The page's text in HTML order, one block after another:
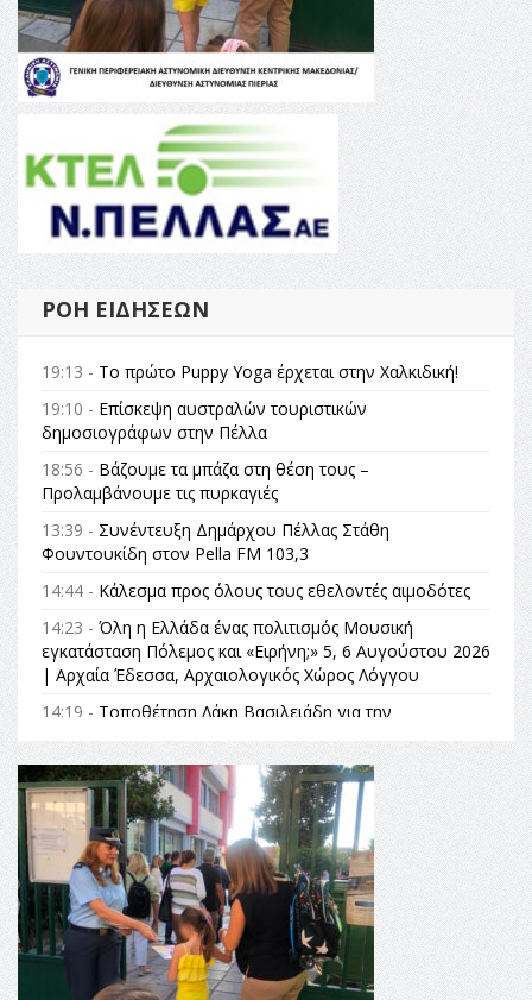
ΡΟΉ ΕΙΔΉΣΕΩΝ
19:13 - Το πρώτο Puppy Yoga έρχεται στην Χαλκιδική!
19:10 - Επίσκεψη αυστραλών τουριστικών
δημοσιογράφων στην Πέλλα
18:56 - Βάζουμε τα μπάζα στη θέση τους –
Προλαμβάνουμε τις πυρκαγιές
13:39 - Συνέντευξη Δημάρχου Πέλλας Στάθη
Φουντουκίδη στον Pella FM 103,3
14:44 - Κάλεσμα προς όλους τους εθελοντές αιμοδότες
14:23 - Όλη η Ελλάδα ένας πολιτισμός Μουσική
εγκατάσταση Πόλεμος και «Ειρήνη;» 5, 6 Αυγούστου 2026
| Αρχαία Έδεσσα, Αρχαιολογικός Χώρος Λόγγου
14:19 - Τοποθέτηση Λάκη Βασιλειάδη για την
Αναθεώρηση του Συντάγματος: «Σε τέτοιες κορυφαίες
θεσμικές διαδικασίες υπάρχει μόνο η ευθύνη απέναντι
στις επόμενες γενιές»
16:35 -Το πρόγραμμα του ΠΑΟΚ στον δεύτερο γύρο του
Champions League!
16:27 -Όλυμπος: Εντάχθηκε στον Κατάλογο Παγκόσμιας
Κληρονομιάς της UNESCO – Ομόφωνη η απόφαση Ο
Όλυμπος αναγνωρίστηκε ως φυσικό και πολιτιστικό
αγαθό εξέχουσας οικουμενικής αξίας για την
ανθρωπότητα